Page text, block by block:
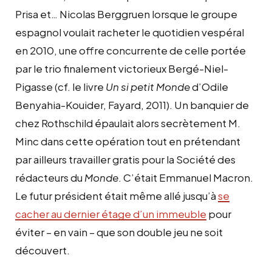
Prisa et… Nicolas Berggruen lorsque le groupe
espagnol voulait racheter le quotidien vespéral
en 2010, une offre concurrente de celle portée
par le trio finalement victorieux Bergé-Niel-
Pigasse (cf. le livre Un si petit Monded’Odile
Benyahia-Kouider, Fayard, 2011). Un banquier de
chez Rothschild épaulait alors secrètement M.
Minc dans cette opération tout en prétendant
par ailleurs travailler gratis pour la Société des
rédacteurs du Monde. C’était Emmanuel Macron.
Le futur président était même allé jusqu’àse
cacher au dernier étage d’un immeuble pour
éviter – en vain – que son double jeu ne soit
découvert.